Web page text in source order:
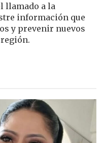
llamado a la
información que
y prevenir nuevos